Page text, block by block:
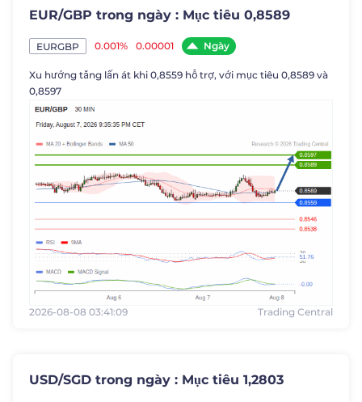
EUR/GBP trong ngày : Mục tiêu 0,8589
EURGBP 0.001% 0.00001 Ngày
Xu hướng tăng lấn át khi 0,8559 hỗ trợ, với mục tiêu 0,8589 và
0,8597
2026-08-08 03:41:09 Trading Central
USD/SGD trong ngày : Mục tiêu 1,2803